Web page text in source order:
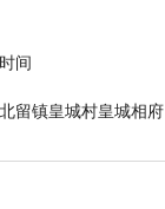
间
留镇皇城村皇城相府